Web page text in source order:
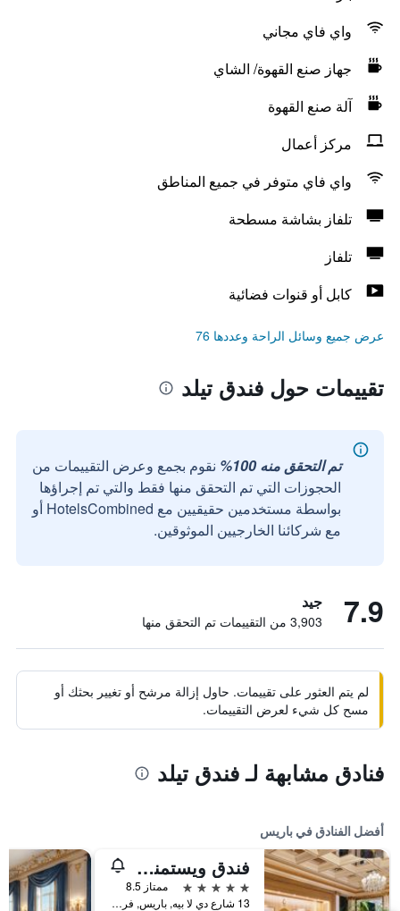
واي فاي مجاني
جهاز صنع القهوة/ الشاي
آلة صنع القهوة
مركز أعمال
واي فاي متوفر في جميع المناطق
تلفاز بشاشة مسطحة
تلفاز
كابل أو قنوات فضائية
عرض جميع وسائل الراحة وعددها 76
تقييمات حول فندق تيلد
تم التحقق منه 100%
نقوم بجمع وعرض التقييمات من
الحجوزات التي تم التحقق منها فقط والتي تم إجراؤها
بواسطة مستخدمين حقيقيين مع HotelsCombined أو
مع شركائنا الخارجيين الموثوقين.
7.9 جيد
3,903 من التقييمات تم التحقق منها
لم يتم العثور على تقييمات. حاول إزالة مرشح أو تغيير بحثك أو
مسح كل شيء لعرض التقييمات.
فنادق مشابهة لـ فندق تيلد
أفضل الفنادق في باريس
فندق ويستمنستر
5 نجوم
ممتاز 8.5
13 شارع دي لا بيه, باريس, فرنسا